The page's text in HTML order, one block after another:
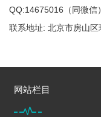
QQ:14675016（同微信）
联系地址: 北京市房山区
网站栏目